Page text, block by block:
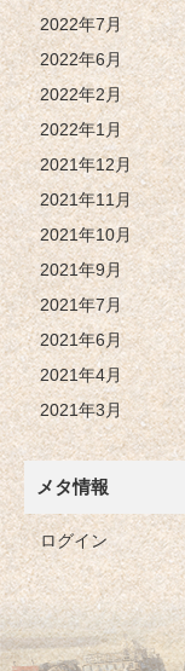
2022年7月
2022年6月
2022年2月
2022年1月
2021年12月
2021年11月
2021年10月
2021年9月
2021年7月
2021年6月
2021年4月
2021年3月
メタ情報
ログイン